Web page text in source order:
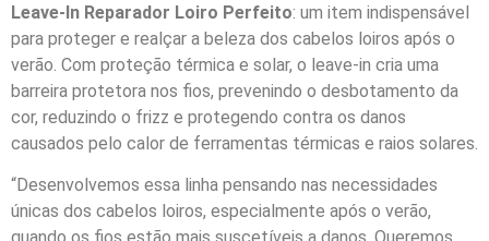
Leave-In Reparador Loiro Perfeito: um item indispensável
para proteger e realçar a beleza dos cabelos loiros após o
verão. Com proteção térmica e solar, o leave-in cria uma
barreira protetora nos fios, prevenindo o desbotamento da
cor, reduzindo o frizz e protegendo contra os danos
causados pelo calor de ferramentas térmicas e raios solares.
“Desenvolvemos essa linha pensando nas necessidades
únicas dos cabelos loiros, especialmente após o verão,